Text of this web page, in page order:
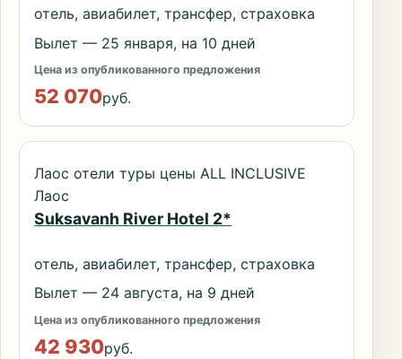
отель, авиабилет, трансфер, страховка
Вылет — 25 января, на 10 дней
Цена из опубликованного предложения
52 070руб.
Лаос отели туры цены ALL INCLUSIVE
Лаос
Suksavanh River Hotel 2*
отель, авиабилет, трансфер, страховка
Вылет — 24 августа, на 9 дней
Цена из опубликованного предложения
42 930руб.